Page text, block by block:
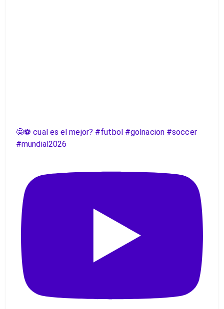
🤩⚽️ cual es el mejor? #futbol #golnacion #soccer
#mundial2026